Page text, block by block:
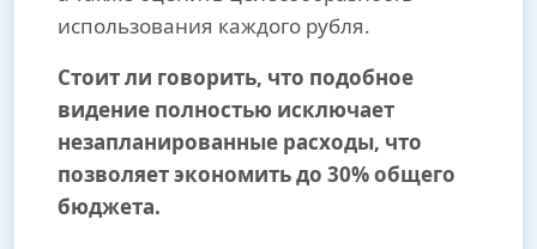
использования каждого рубля.
Стоит ли говорить, что подобное
видение полностью исключает
незапланированные расходы, что
позволяет экономить до 30% общего
бюджета.